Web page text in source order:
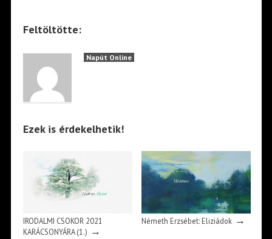
Feltöltötte:
Napút Online
Ezek is érdekelhetik!
IRODALMI CSOKOR 2021
KARÁCSONYÁRA (1.) →
Németh Erzsébet: Eliziádok→